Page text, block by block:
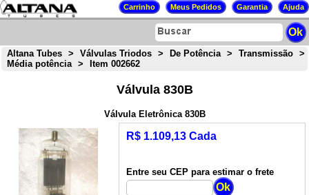
Altana Tubes > Válvulas Triodos > De Potência > Transmissão
>
Média potência
> Item 002662
Válvula 830B
Válvula Eletrônica 830B
R$ 1.109,13 Cada
Entre seu CEP para estimar o frete